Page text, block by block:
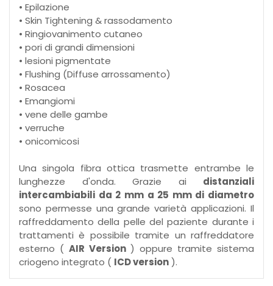
• Epilazione
• Skin Tightening & rassodamento
• Ringiovanimento cutaneo
• pori di grandi dimensioni
• lesioni pigmentate
• Flushing (Diffuse arrossamento)
• Rosacea
• Emangiomi
• vene delle gambe
• verruche
• onicomicosi
Una singola fibra ottica trasmette entrambe le
lunghezze d'onda. Grazie ai distanziali
intercambiabili da 2 mm a 25 mm di diametro
sono permesse una grande varietà applicazioni. Il
raffreddamento della pelle del paziente durante i
trattamenti è possibile tramite un raffreddatore
esterno ( AIR Version) oppure tramite sistema
criogeno integrato ( ICD version).